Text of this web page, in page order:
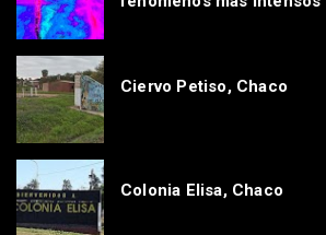
Ciervo Petiso, Chaco
Colonia Elisa, Chaco